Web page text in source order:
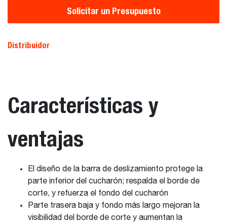
Solicitar un Presupuesto
Distribuidor
Características y
ventajas
El diseño de la barra de deslizamiento protege la
parte inferior del cucharón; respalda el borde de
corte, y refuerza el fondo del cucharón
Parte trasera baja y fondo más largo mejoran la
visibilidad del borde de corte y aumentan la